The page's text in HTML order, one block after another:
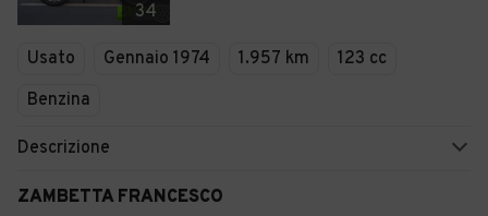
34
Usato Gennaio 1974 1.957 km
123 cc
Benzina
Descrizione
ZAMBETTA FRANCESCO